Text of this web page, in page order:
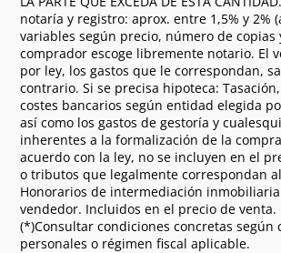
notaría y registro: aprox. entre 1,5% y 2%
variables según precio, número de copias
comprador escoge libremente notario. El
por ley, los gastos que le correspondan,
contrario. Si se precisa hipoteca:
costes bancarios según entidad elegida
así como los gastos de gestoría y
inherentes a la formalización de la
acuerdo con la ley, no se incluyen en el
o tributos que legalmente correspondan
Honorarios de intermediación
vendedor. Incluidos en el precio de venta.
(*)Consultar condiciones concretas según
personales o régimen fiscal aplicable.